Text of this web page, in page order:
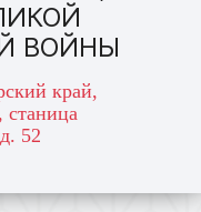
ВОЙНЫ
край,
станица
52